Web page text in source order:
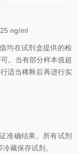
ng/ml
均在试剂盒提供的检
。当有部分样本值超
适当稀释后再进行实
准确结果。所有试剂
藏保存试剂。